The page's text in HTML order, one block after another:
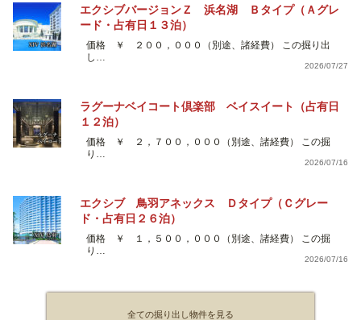
エクシブバージョンＺ 浜名湖 Ｂタイプ（Ａグレ
ード・占有日１３泊）
価格 ￥ ２００，０００（別途、諸経費） この掘り出
し…
2026/07/27
ラグーナベイコート倶楽部 ベイスイート（占有日
１２泊）
価格 ￥ ２，７００，０００（別途、諸経費） この掘
り…
2026/07/16
エクシブ 鳥羽アネックス Ｄタイプ（Ｃグレー
ド・占有日２６泊）
価格 ￥ １，５００，０００（別途、諸経費） この掘
り…
2026/07/16
全ての掘り出し物件を見る